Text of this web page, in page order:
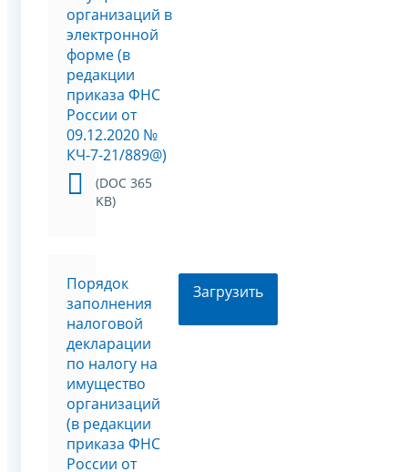
организаций в
электронной
форме (в
редакции
приказа ФНС
России от
09.12.2020 №
КЧ-7-21/889@)
(DOC 365
KB)
Порядок
заполнения
налоговой
декларации
по налогу на
имущество
организаций
(в редакции
приказа ФНС
России от
Загрузить